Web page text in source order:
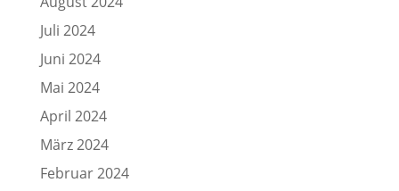
Juli 2024
Juni 2024
Mai 2024
April 2024
März 2024
Februar 2024